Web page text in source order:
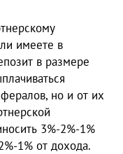
имеете в
в размере
но и от их
3%-2%-1%
1% от дохода.